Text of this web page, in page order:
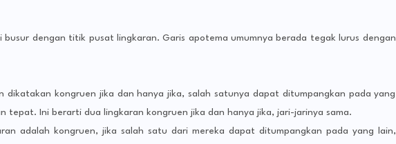
dengan titik pusat lingkaran. Garis apotema umumnya berada tegak lurus dengan
dikatakan kongruen jika dan hanya jika, salah satunya dapat ditumpangkan pada yang
tepat. Ini berarti dua lingkaran kongruen jika dan hanya jika, jari-jarinya sama.
adalah kongruen, jika salah satu dari mereka dapat ditumpangkan pada yang lain,